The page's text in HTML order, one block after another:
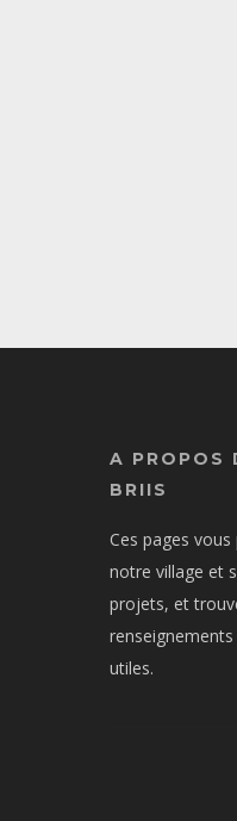
A PROPOS
BRIIS
Ces pages
notre village et
projets, et
utiles.